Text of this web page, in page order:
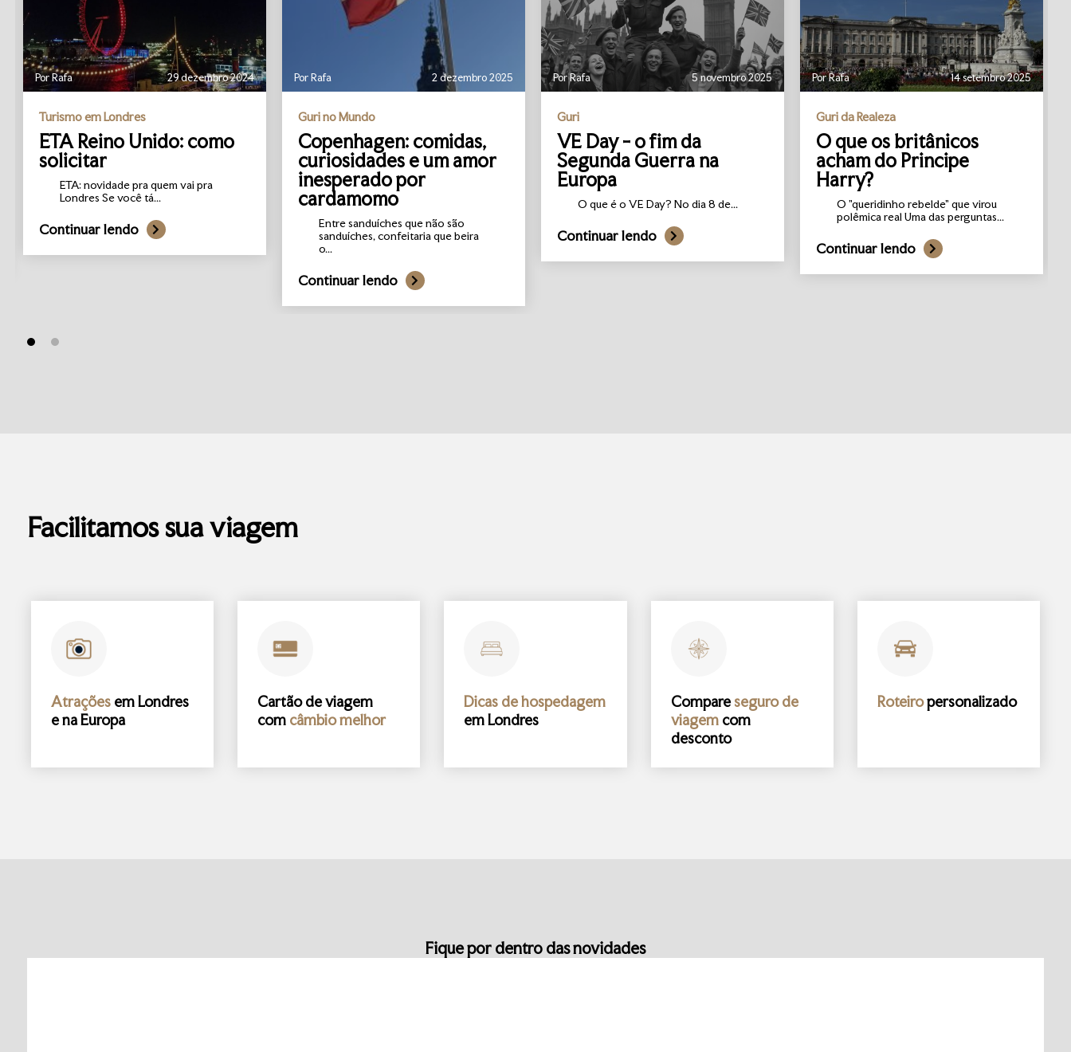
Por Rafa 29 dezembro 2024
Turismo em Londres
ETA Reino Unido: como
solicitar
ETA: novidade pra quem vai pra
Londres Se você tá...
Continuar lendo
Por Rafa 2 dezembro 2025
Guri no Mundo
Copenhagen: comidas,
curiosidades e um amor
inesperado por
cardamomo
Entre sanduíches que não são
sanduíches, confeitaria que beira
o...
Continuar lendo
Por Rafa 5 novembro 2025
Guri
VE Day - o fim da
Segunda Guerra na
Europa
O que é o VE Day? No dia 8 de...
Continuar lendo
Por Rafa 14 setembro 2025
Guri da Realeza
O que os britânicos
acham do Principe
Harry?
O "queridinho rebelde" que virou
polêmica real Uma das perguntas...
Continuar lendo
Facilitamos sua viagem
Atraçõesem Londres
e na Europa
Cartão de viagem
com câmbio melhor
Dicas de hospedagem
em Londres
Compareseguro de
viagemcom
desconto
Roteiropersonalizado
Fique por dentro das novidades